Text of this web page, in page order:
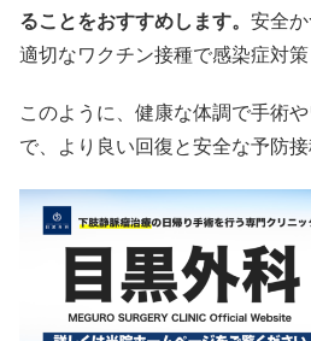
ることをおすすめします。 安全か
適切なワクチン接種で感染症対策
このように、健康な体調で手術
で、より良い回復と安全な予防接